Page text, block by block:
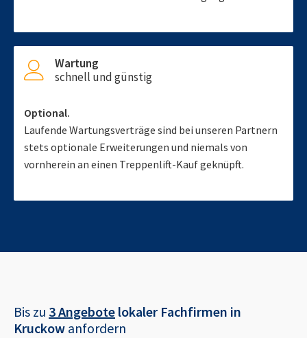
Wartung
schnell und günstig
Optional.
Laufende Wartungsverträge sind bei unseren Partnern
stets optionale Erweiterungen und niemals von
vornherein an einen Treppenlift-Kauf geknüpft.
Bis zu 3 Angebote lokaler Fachfirmen in
Kruckow anfordern